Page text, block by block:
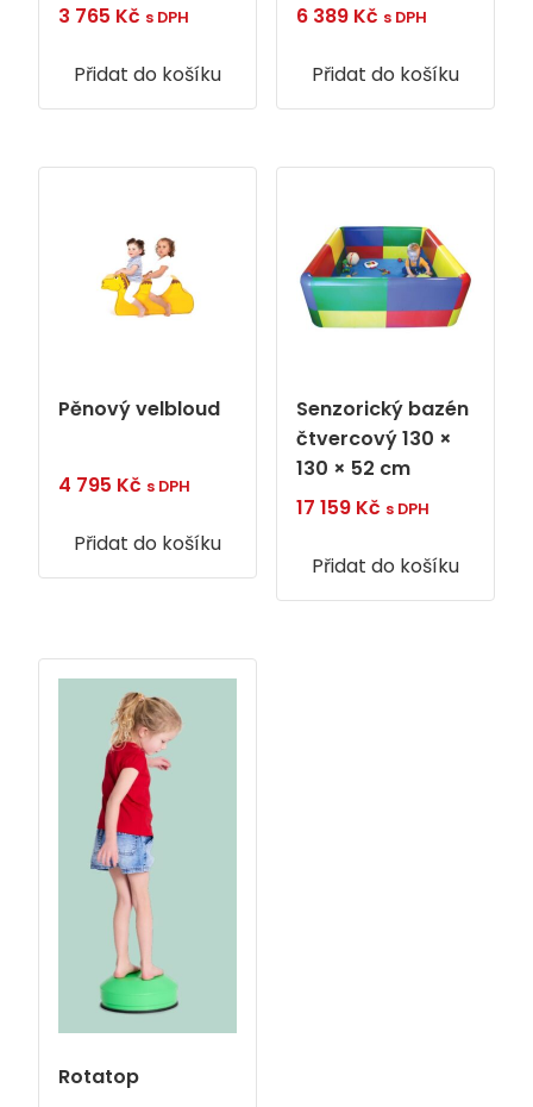
3 765 Kč s DPH
Přidat do košíku
6 389 Kč s DPH
Přidat do košíku
Pěnový velbloud
4 795 Kč s DPH
Přidat do košíku
Senzorický bazén
čtvercový 130 ×
130 × 52 cm
17 159 Kč s DPH
Přidat do košíku
Rotatop